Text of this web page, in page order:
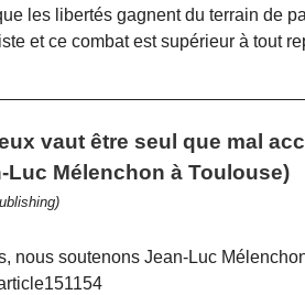
les libertés gagnent du terrain de
et ce combat est supérieur à tout
vaut être seul que mal
Mélenchon à Toulouse)
nous soutenons Jean-Luc